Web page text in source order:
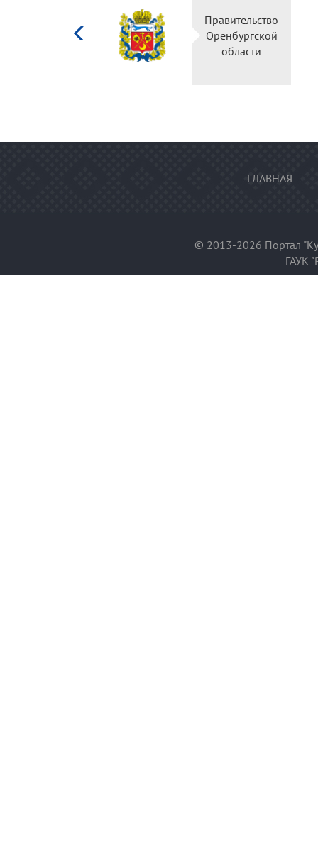
культуры
Российской
Правительство
Оренбургской
области
ГЛАВНАЯ
© 2013-2026 Портал
ГАУК